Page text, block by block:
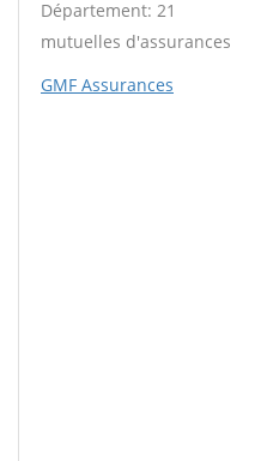
Département: 21
mutuelles d'assurances
GMF Assurances